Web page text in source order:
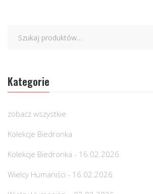
Kategorie
zobacz wszystkie
Kolekcje Biedronka
Kolekcje Biedronka - 16.02.2026
Wielcy Humaniści - 16.02.2026